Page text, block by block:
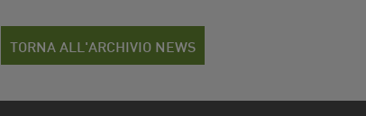
TORNA ALL'ARCHIVIO NEWS